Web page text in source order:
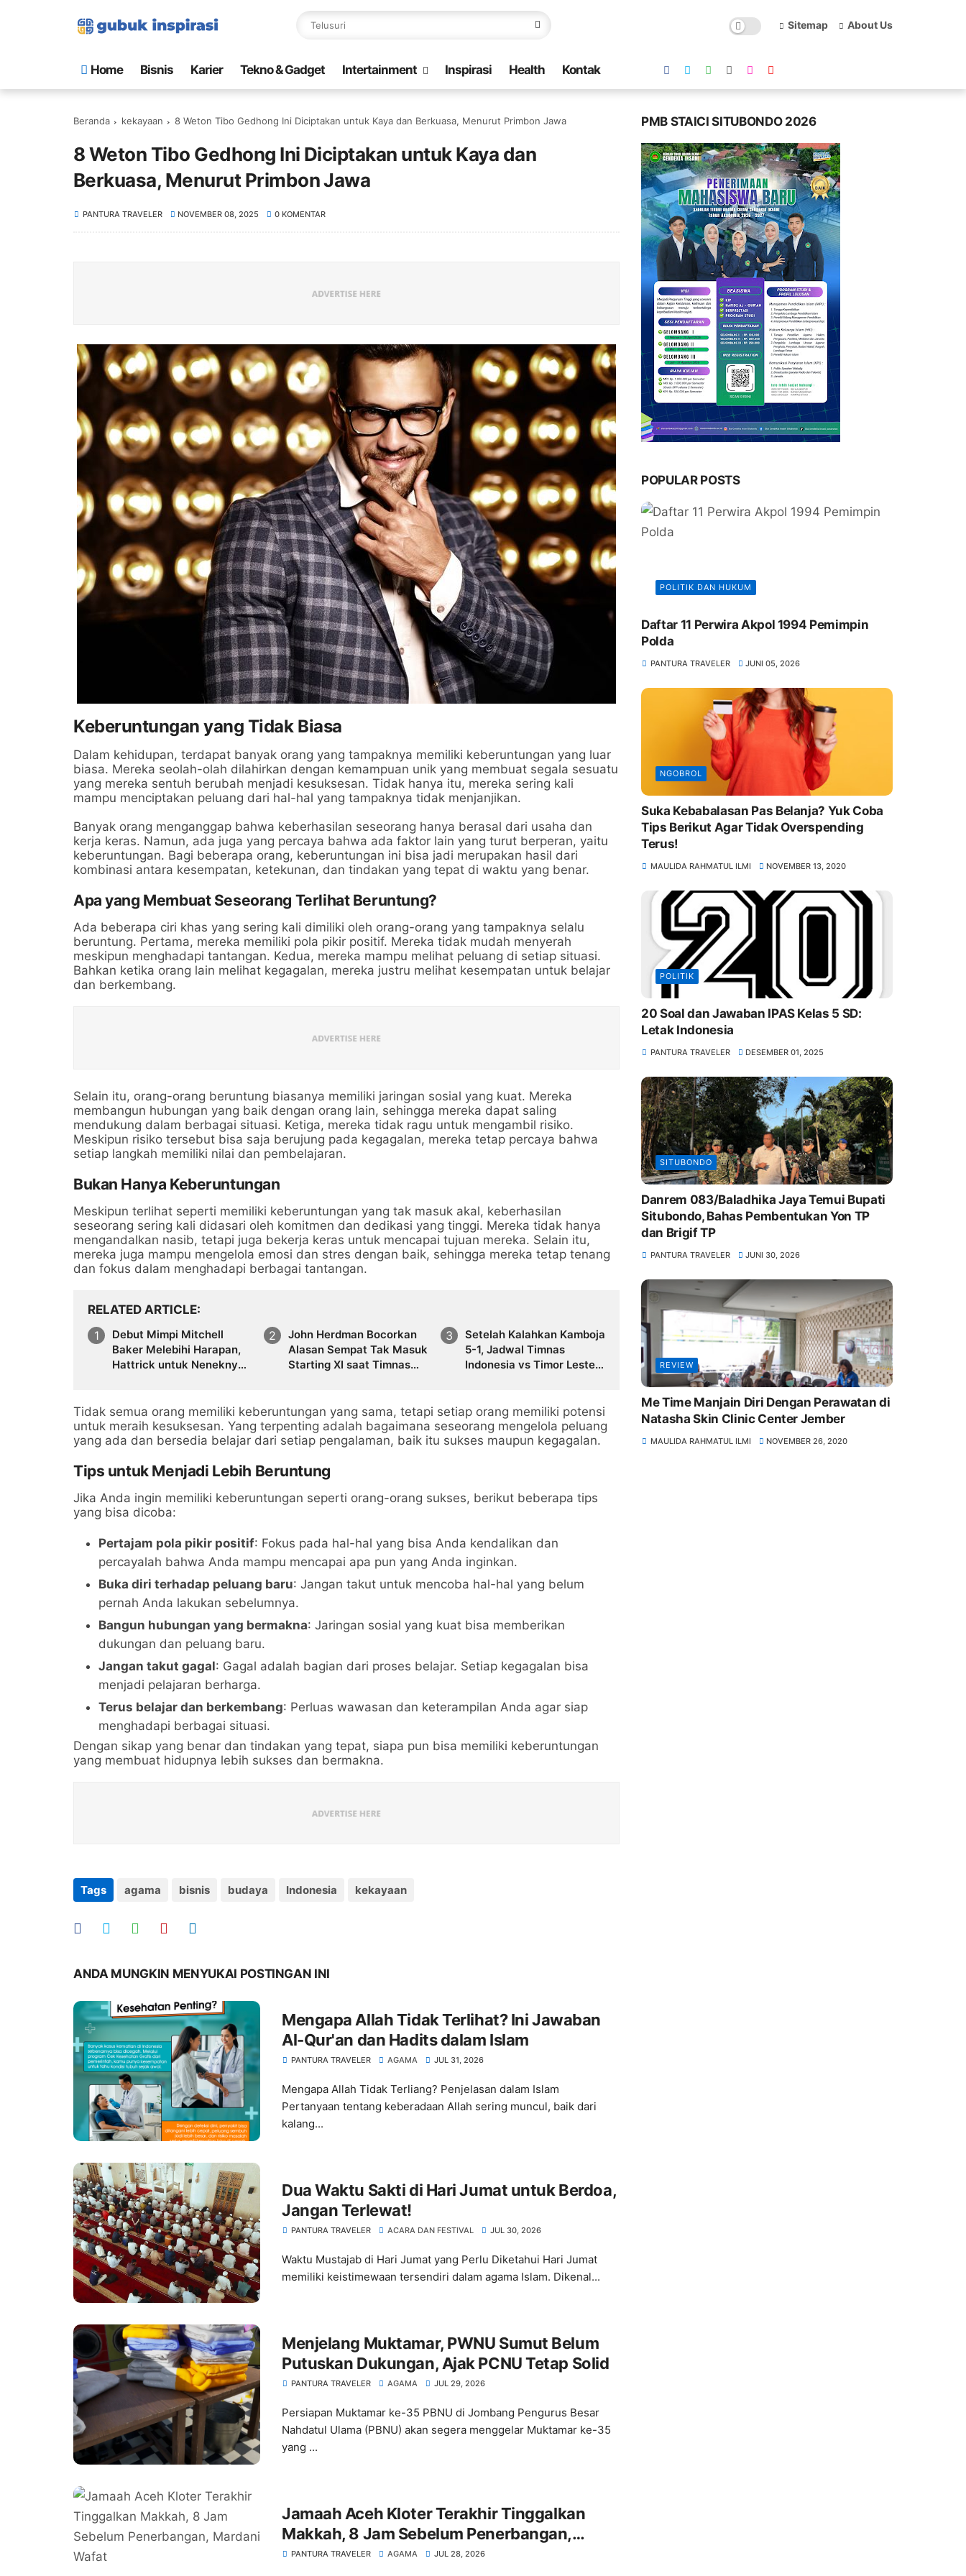
Sitemap About Us
Home Bisnis Karier Tekno & Gadget Intertainment Inspirasi Health Kontak
Beranda kekayaan 8 Weton Tibo Gedhong Ini Diciptakan untuk Kaya dan Berkuasa, Menurut Primbon Jawa
8 Weton Tibo Gedhong Ini Diciptakan untuk Kaya dan
Berkuasa, Menurut Primbon Jawa
PANTURA TRAVELER NOVEMBER 08, 2025 0 KOMENTAR
Keberuntungan yang Tidak Biasa
Dalam kehidupan, terdapat banyak orang yang tampaknya memiliki keberuntungan yang luar
biasa. Mereka seolah-olah dilahirkan dengan kemampuan unik yang membuat segala sesuatu
yang mereka sentuh berubah menjadi kesuksesan. Tidak hanya itu, mereka sering kali
mampu menciptakan peluang dari hal-hal yang tampaknya tidak menjanjikan.
Banyak orang menganggap bahwa keberhasilan seseorang hanya berasal dari usaha dan
kerja keras. Namun, ada juga yang percaya bahwa ada faktor lain yang turut berperan, yaitu
keberuntungan. Bagi beberapa orang, keberuntungan ini bisa jadi merupakan hasil dari
kombinasi antara kesempatan, ketekunan, dan tindakan yang tepat di waktu yang benar.
Apa yang Membuat Seseorang Terlihat Beruntung?
Ada beberapa ciri khas yang sering kali dimiliki oleh orang-orang yang tampaknya selalu
beruntung. Pertama, mereka memiliki pola pikir positif. Mereka tidak mudah menyerah
meskipun menghadapi tantangan. Kedua, mereka mampu melihat peluang di setiap situasi.
Bahkan ketika orang lain melihat kegagalan, mereka justru melihat kesempatan untuk belajar
dan berkembang.
Selain itu, orang-orang beruntung biasanya memiliki jaringan sosial yang kuat. Mereka
membangun hubungan yang baik dengan orang lain, sehingga mereka dapat saling
mendukung dalam berbagai situasi. Ketiga, mereka tidak ragu untuk mengambil risiko.
Meskipun risiko tersebut bisa saja berujung pada kegagalan, mereka tetap percaya bahwa
setiap langkah memiliki nilai dan pembelajaran.
Bukan Hanya Keberuntungan
Meskipun terlihat seperti memiliki keberuntungan yang tak masuk akal, keberhasilan
seseorang sering kali didasari oleh komitmen dan dedikasi yang tinggi. Mereka tidak hanya
mengandalkan nasib, tetapi juga bekerja keras untuk mencapai tujuan mereka. Selain itu,
mereka juga mampu mengelola emosi dan stres dengan baik, sehingga mereka tetap tenang
dan fokus dalam menghadapi berbagai tantangan.
RELATED ARTICLE
Debut Mimpi Mitchell
Baker Melebihi Harapan,
Hattrick untuk Neneknya
John Herdman Bocorkan
Alasan Sempat Tak Masuk
Starting XI saat Timnas
Setelah Kalahkan Kamboja
5-1, Jadwal Timnas
Indonesia vs Timor Leste
Tidak semua orang memiliki keberuntungan yang sama, tetapi setiap orang memiliki potensi
untuk meraih kesuksesan. Yang terpenting adalah bagaimana seseorang mengelola peluang
yang ada dan bersedia belajar dari setiap pengalaman, baik itu sukses maupun kegagalan.
Tips untuk Menjadi Lebih Beruntung
Jika Anda ingin memiliki keberuntungan seperti orang-orang sukses, berikut beberapa tips
yang bisa dicoba:
Pertajam pola pikir positif: Fokus pada hal-hal yang bisa Anda kendalikan dan
percayalah bahwa Anda mampu mencapai apa pun yang Anda inginkan.
Buka diri terhadap peluang baru: Jangan takut untuk mencoba hal-hal yang belum
pernah Anda lakukan sebelumnya.
Bangun hubungan yang bermakna: Jaringan sosial yang kuat bisa memberikan
dukungan dan peluang baru.
Jangan takut gagal: Gagal adalah bagian dari proses belajar. Setiap kegagalan bisa
menjadi pelajaran berharga.
Terus belajar dan berkembang: Perluas wawasan dan keterampilan Anda agar siap
menghadapi berbagai situasi.
Dengan sikap yang benar dan tindakan yang tepat, siapa pun bisa memiliki keberuntungan
yang membuat hidupnya lebih sukses dan bermakna.
Tags agama bisnis budaya Indonesia kekayaan
ANDA MUNGKIN MENYUKAI POSTINGAN INI
Mengapa Allah Tidak Terlihat? Ini Jawaban
Al-Qur'an dan Hadits dalam Islam
PANTURA TRAVELER AGAMA JUL 31, 2026
Mengapa Allah Tidak Terliang? Penjelasan dalam Islam
Pertanyaan tentang keberadaan Allah sering muncul, baik dari
kalang...
Dua Waktu Sakti di Hari Jumat untuk Berdoa,
Jangan Terlewat!
PANTURA TRAVELER ACARA DAN FESTIVAL JUL 30, 2026
Waktu Mustajab di Hari Jumat yang Perlu Diketahui Hari Jumat
memiliki keistimewaan tersendiri dalam agama Islam. Dikenal...
Menjelang Muktamar, PWNU Sumut Belum
Putuskan Dukungan, Ajak PCNU Tetap Solid
PANTURA TRAVELER AGAMA JUL 29, 2026
Persiapan Muktamar ke-35 PBNU di Jombang Pengurus Besar
Nahdatul Ulama (PBNU) akan segera menggelar Muktamar ke-35
yang ...
Jamaah Aceh Kloter Terakhir Tinggalkan
Makkah, 8 Jam Sebelum Penerbangan,
Mardani Wafat
PANTURA TRAVELER AGAMA JUL 28, 2026
PMB STAICI SITUBONDO 2026
POPULAR POSTS
POLITIK DAN HUKUM
Daftar 11 Perwira Akpol 1994 Pemimpin
Polda
PANTURA TRAVELER JUNI 05, 2026
NGOBROL
Suka Kebabalasan Pas Belanja? Yuk Coba
Tips Berikut Agar Tidak Overspending
Terus!
MAULIDA RAHMATUL ILMI NOVEMBER 13, 2020
POLITIK
20 Soal dan Jawaban IPAS Kelas 5 SD:
Letak Indonesia
PANTURA TRAVELER DESEMBER 01, 2025
SITUBONDO
Danrem 083/Baladhika Jaya Temui Bupati
Situbondo, Bahas Pembentukan Yon TP
dan Brigif TP
PANTURA TRAVELER JUNI 30, 2026
REVIEW
Me Time Manjain Diri Dengan Perawatan di
Natasha Skin Clinic Center Jember
MAULIDA RAHMATUL ILMI NOVEMBER 26, 2020